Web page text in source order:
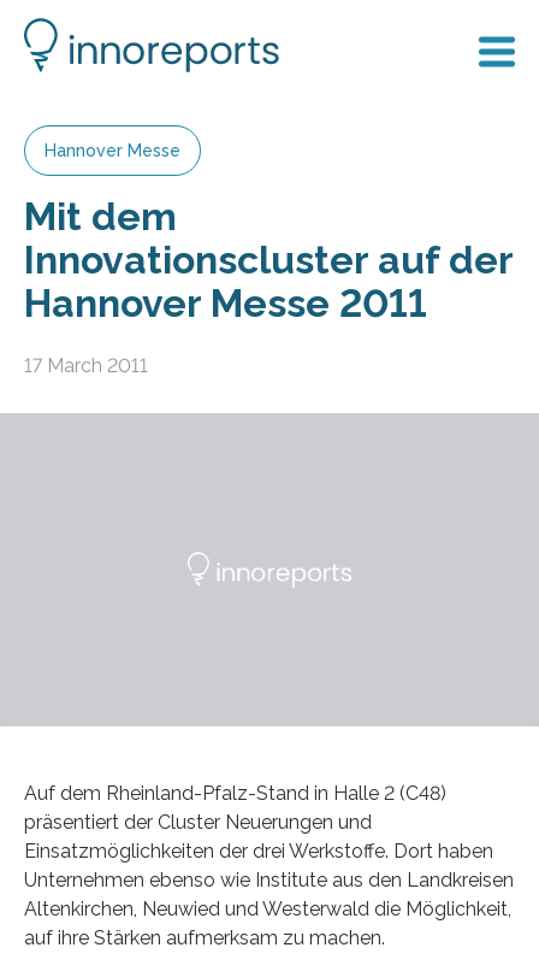
Hannover Messe
Mit dem
Innovationscluster auf der
Hannover Messe 2011
17 March 2011
Auf dem Rheinland-Pfalz-Stand in Halle 2 (C48)
präsentiert der Cluster Neuerungen und
Einsatzmöglichkeiten der drei Werkstoffe. Dort haben
Unternehmen ebenso wie Institute aus den Landkreisen
Altenkirchen, Neuwied und Westerwald die Möglichkeit,
auf ihre Stärken aufmerksam zu machen.